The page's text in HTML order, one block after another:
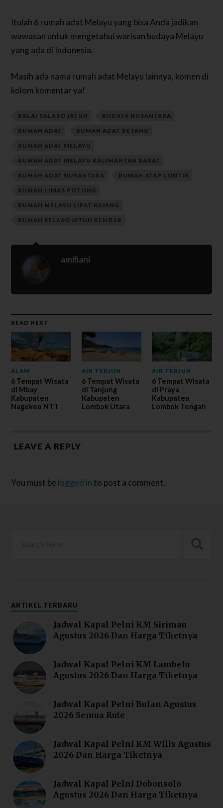
Itulah 6 rumah adat Melayu yang bisa Anda jadikan
wawasan untuk mengetahui warisan budaya Melayu
yang ada di Indonesia.
Masih ada nama rumah adat Melayu lainnya, komen di
kolom komentar ya!
BALAI SALASO JATUH BUDAYA NUSANTARA
RUMAH ADAT RUMAH ADAT BETANG
RUMAH ADAT MELAYU
RUMAH ADAT MELAYU KALIMANTAN BARAT
RUMAH ADAT NUSANTARA RUMAH ATAP LONTIK
RUMAH LIMAS POTONG
RUMAH MELAYU LIPAT KAJANG
RUMAH SELASO JATUH KEMBAR
amifiani
READ NEXT →
ALAM
6 Tempat Wisata
di Mbay
Kabupaten
Nagekeo NTT
AIR TERJUN
6 Tempat Wisata
di Tanjung
Kabupaten
Lombok Utara
AIR TERJUN
6 Tempat Wisata
di Praya
Kabupaten
Lombok Tengah
LEAVE A REPLY
You must be logged in to post a comment.
ARTIKEL TERBARU
Jadwal Kapal Pelni KM Sirimau
Agustus 2026 Dan Harga Tiketnya
Jadwal Kapal Pelni KM Lambelu
Agustus 2026 Dan Harga Tiketnya
Jadwal Kapal Pelni Bulan Agustus
2026 Semua Rute
Jadwal Kapal Pelni KM Wilis Agustus
2026 Dan Harga Tiketnya
Jadwal Kapal Pelni Dobonsolo
Agustus 2026 Dan Harga Tiketnya